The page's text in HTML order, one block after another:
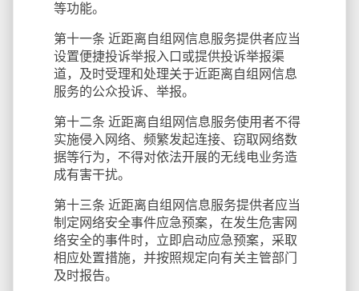
等功能。
第十一条 近距离自组网信息服务提供者应当
设置便捷投诉举报入口或提供投诉举报渠
道，及时受理和处理关于近距离自组网信息
服务的公众投诉、举报。
第十二条 近距离自组网信息服务使用者不得
实施侵入网络、频繁发起连接、窃取网络数
据等行为，不得对依法开展的无线电业务造
成有害干扰。
第十三条 近距离自组网信息服务提供者应当
制定网络安全事件应急预案，在发生危害网
络安全的事件时，立即启动应急预案，采取
相应处置措施，并按照规定向有关主管部门
及时报告。